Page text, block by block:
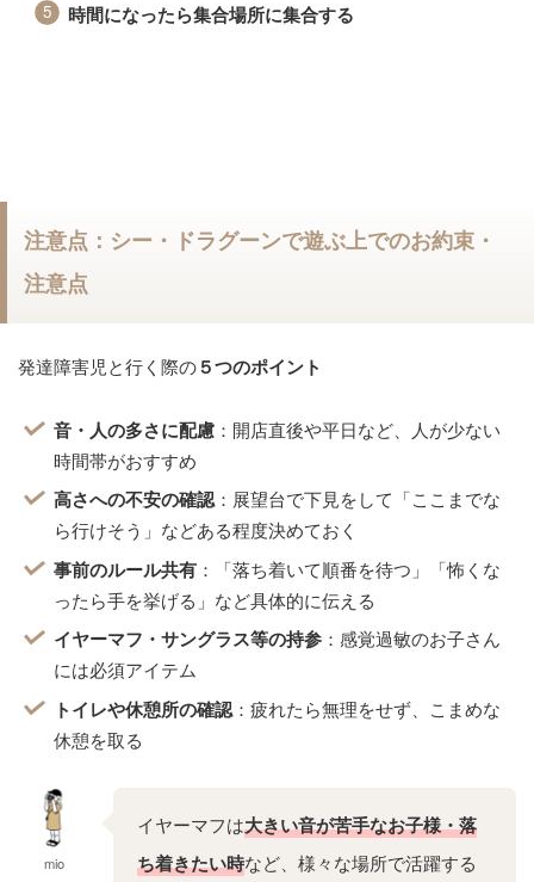
時間になったら集合場所に集合する
注意点：シー・ドラグーンで遊ぶ上でのお約束・
注意点
発達障害児と行く際の５つのポイント
音・人の多さに配慮 ：開店直後や平日など、人が少ない
時間帯がおすすめ
高さへの不安の確認：展望台で下見をして「ここまでな
ら行けそう」などある程度決めておく
事前のルール共有 ：「落ち着いて順番を待つ」「怖くな
ったら手を挙げる」など具体的に伝える
イヤーマフ・サングラス等の持参 ：感覚過敏のお子さん
には必須アイテム
トイレや休憩所の確認 ：疲れたら無理をせず、こまめな
休憩を取る
mio
イヤーマフは大きい音が苦手なお子様・落
ち着きたい時など、様々な場所で活躍する